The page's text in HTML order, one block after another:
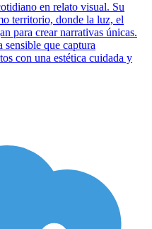
en relato visual. Su
territorio, donde la luz, el
para crear narrativas únicas.
sensible que captura
con una estética cuidada y